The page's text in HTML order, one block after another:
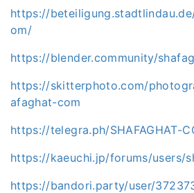
https://
om/
https://blender.community/
https://skitterphoto.com/
afaghat-com
https://telegra.ph/SHAFAGHAT-
https://kaeuchi.jp/forums/users/
https://bandori.party/user/